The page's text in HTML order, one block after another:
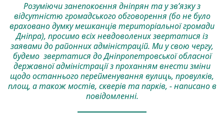
Розуміючи занепокоєння дніпрян та у зв’язку з
відсутністю громадського обговорення (бо не було
враховано думку мешканців територіальної громади
Дніпра), просимо всіх невдоволених звертатися із
заявами до районних адміністрацій. Ми у свою чергу,
будемо звертатися до Дніпропетровської обласної
державної адміністрації з проханням внести зміни
щодо останнього перейменування вулиць, провулків,
площ, а також мостів, скверів та парків, - написано в
повідомленні.